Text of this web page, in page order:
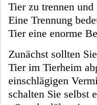
Tier zu trennen
Eine Trennung
Tier eine enorme
Zunächst sollten
Tier im Tierheim
einschlägigen
schalten Sie selbst